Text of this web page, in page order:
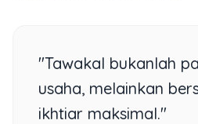
"Tawakal bukanlah
usaha, melainkan
ikhtiar maksimal."